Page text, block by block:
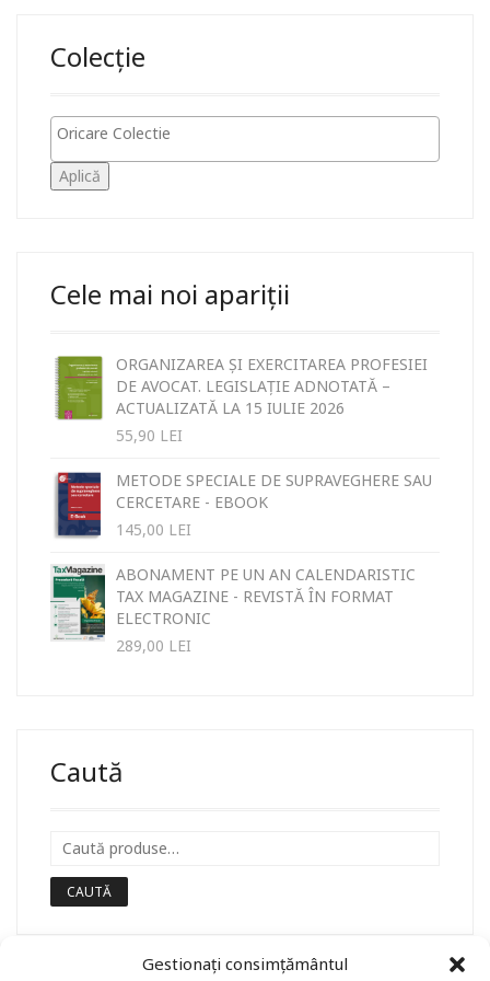
Gestionați consimțământul
Colecție
Aplică
Cele mai noi apariții
ORGANIZAREA ȘI EXERCITAREA PROFESIEI
DE AVOCAT. LEGISLAȚIE ADNOTATĂ –
ACTUALIZATĂ LA 15 IULIE 2026
55,90 LEI
METODE SPECIALE DE SUPRAVEGHERE SAU
CERCETARE - EBOOK
145,00 LEI
ABONAMENT PE UN AN CALENDARISTIC
TAX MAGAZINE - REVISTĂ ÎN FORMAT
ELECTRONIC
289,00 LEI
Caută
CAUTĂ